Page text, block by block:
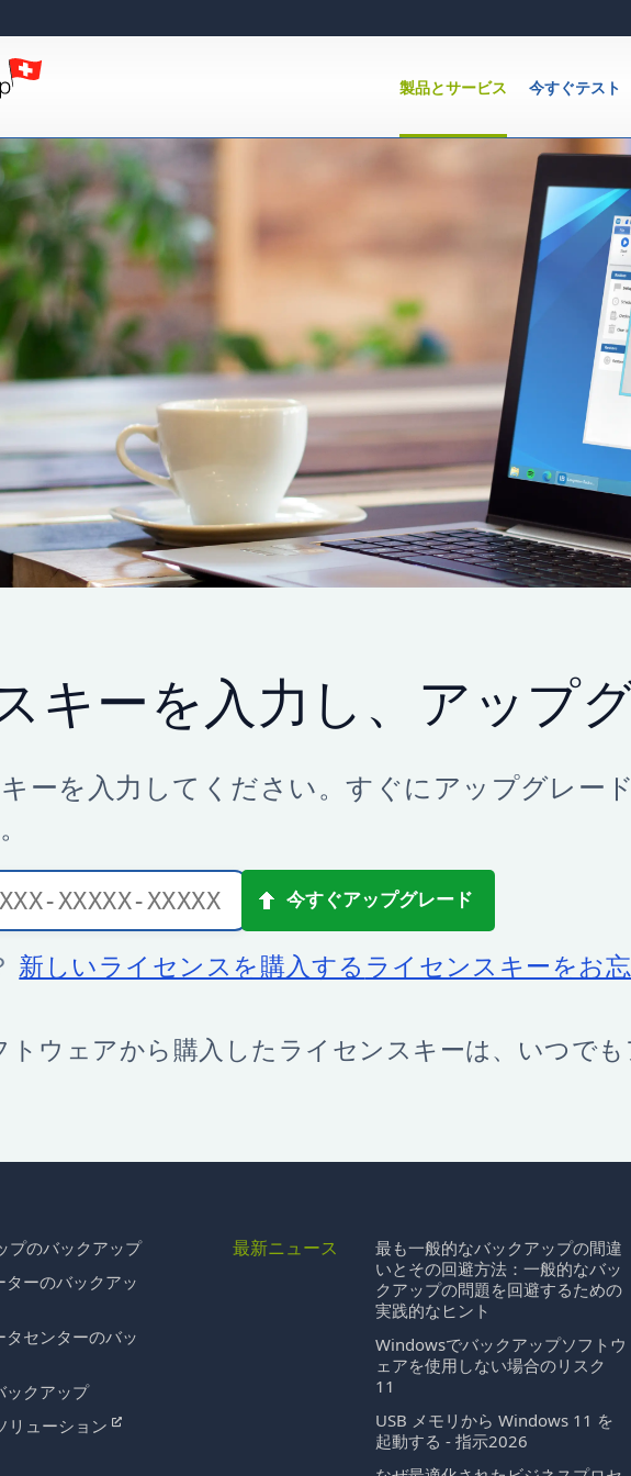
今すぐテスト
製品とサービス
キーを入力し、アップ
ーを入力してください。すぐにアップグレー
新しいライセンスを購入する ライセンスキーをお
トウェアから購入したライセンスキーは、いつでも
プのバックアップ
ーのバックアッ
センターのバッ
ックアップ
リューション
最新ニュース
最も一般的なバックアップの間違
いとその回避方法：一般的なバッ
クアップの問題を回避するための
実践的なヒント
Windowsでバックアップソフトウ
ェアを使用しない場合のリスク
11
USB メモリから Windows 11 を
起動する - 指示2026